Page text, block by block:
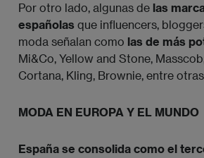
Por otro lado, algunas de las
españolas que influencers,
moda señalan como las de más
Mi&Co, Yellow and Stone,
Cortana, Kling, Brownie, entre
MODA EN EUROPA Y EL MUNDO
España se consolida como el